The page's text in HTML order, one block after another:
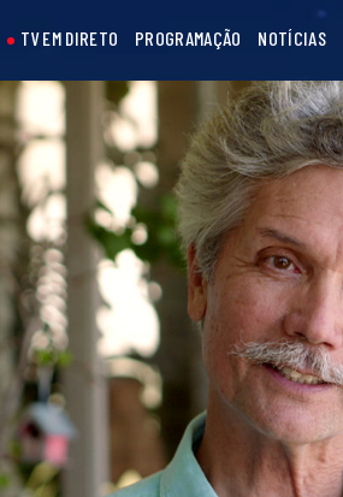
TV EM DIRETO PROGRAMAÇÃO NOTÍCIAS